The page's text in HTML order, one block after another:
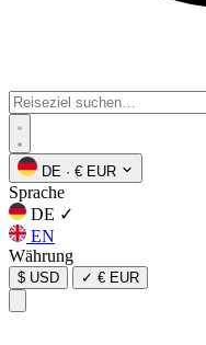
DE · € EUR
Sprache
DE ✓
EN
Währung
$ USD ✓ € EUR